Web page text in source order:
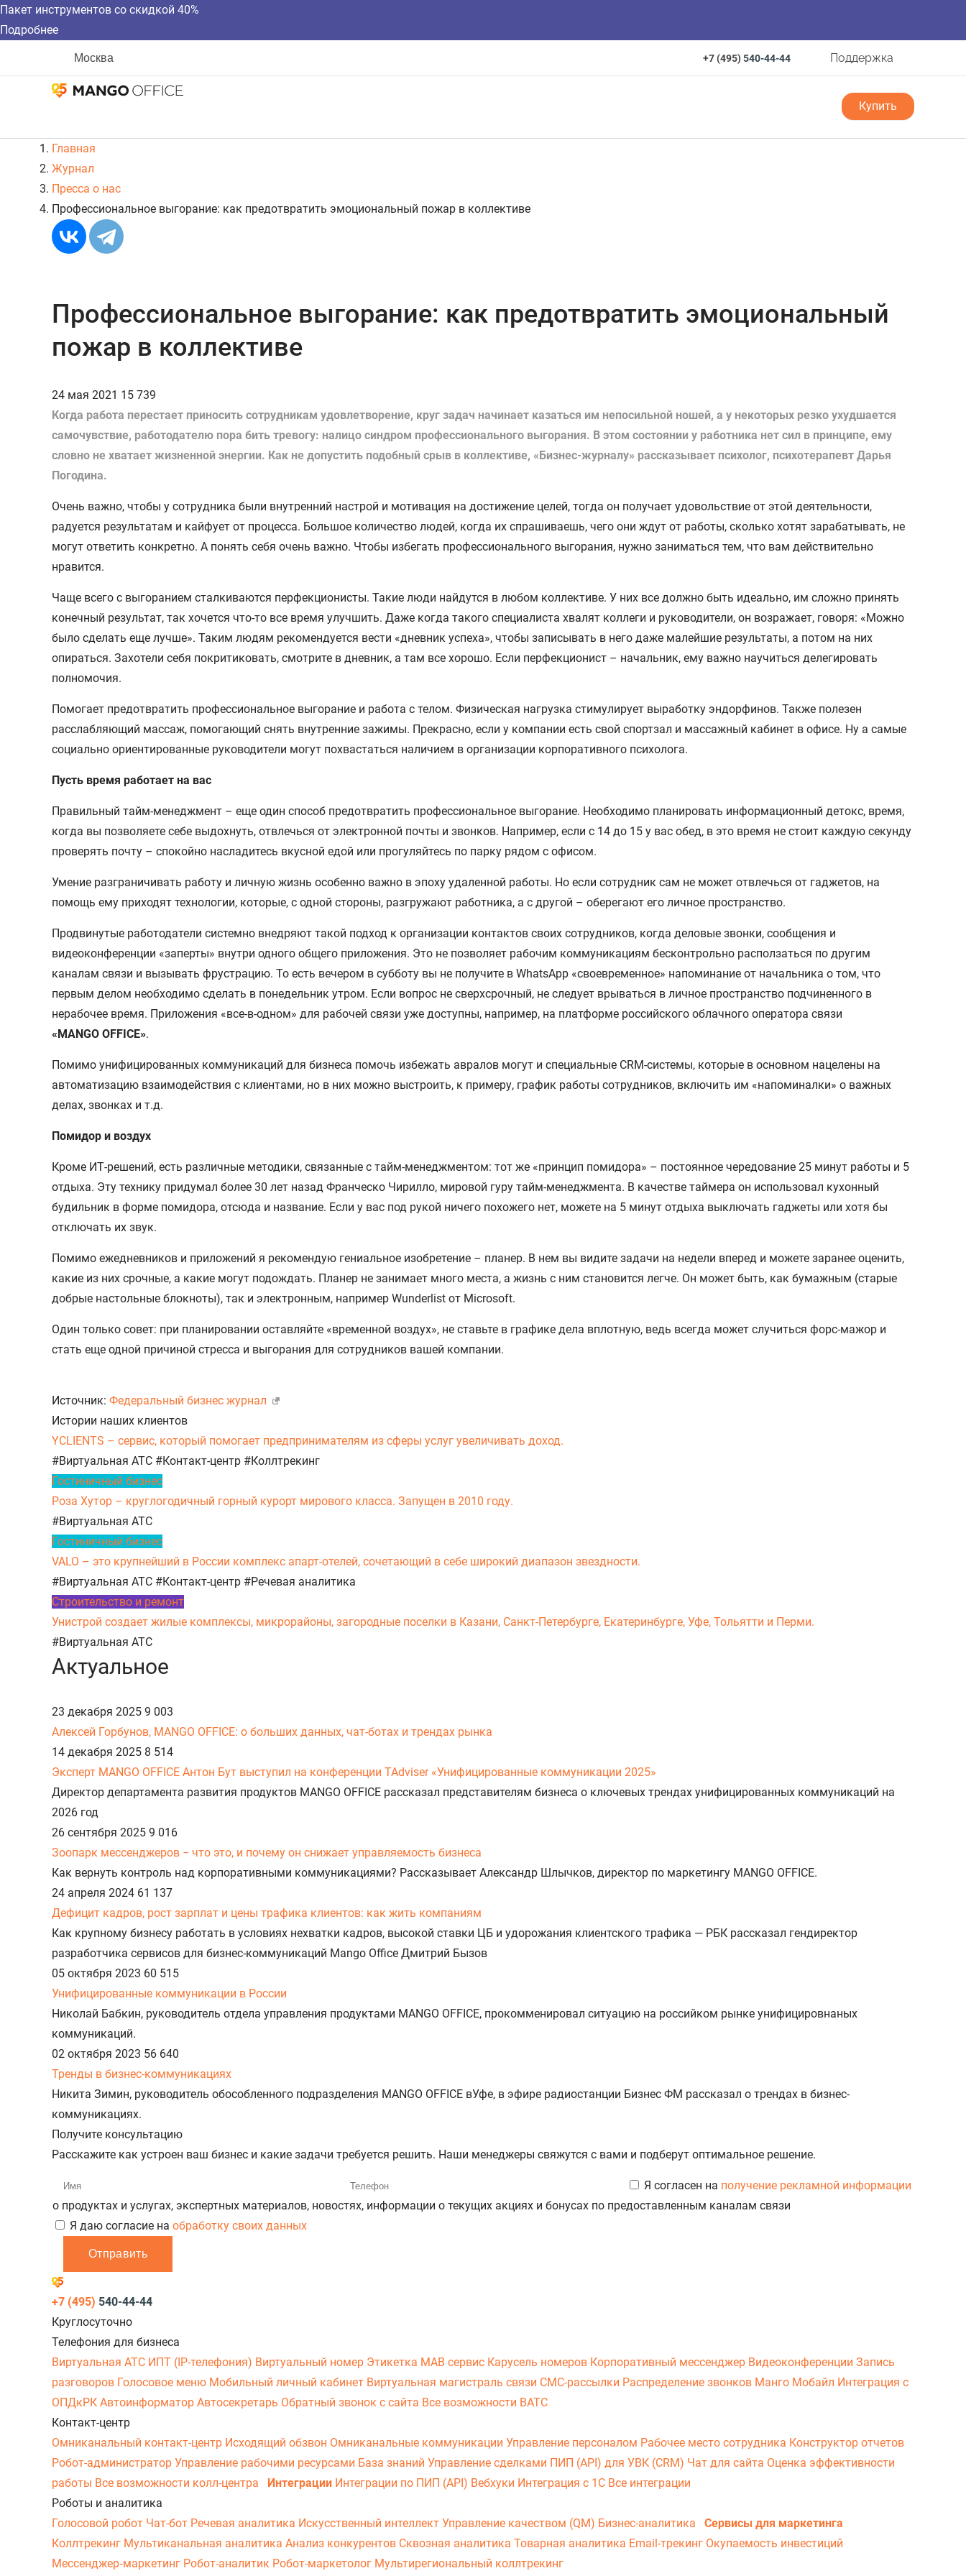
Пакет инструментов со скидкой 40%
Подробнее
Москва +7 (495)540-44-44 Поддержка
Купить
Главная
Журнал
Пресса о нас
Профессиональное выгорание: как предотвратить эмоциональный пожар в коллективе
Профессиональное выгорание: как предотвратить эмоциональный
пожар в коллективе
24 мая 2021 15 739
Когда работа перестает приносить сотрудникам удовлетворение, круг задач начинает казаться им непосильной ношей, а у некоторых резко ухудшается
самочувствие, работодателю пора бить тревогу: налицо синдром профессионального выгорания. В этом состоянии у работника нет сил в принципе, ему
словно не хватает жизненной энергии. Как не допустить подобный срыв в коллективе, «Бизнес-журналу» рассказывает психолог, психотерапевт Дарья
Погодина.
Очень важно, чтобы у сотрудника были внутренний настрой и мотивация на достижение целей, тогда он получает удовольствие от этой деятельности,
радуется результатам и кайфует от процесса. Большое количество людей, когда их спрашиваешь, чего они ждут от работы, сколько хотят зарабатывать, не
могут ответить конкретно. А понять себя очень важно. Чтобы избегать профессионального выгорания, нужно заниматься тем, что вам действительно
нравится.
Чаще всего с выгоранием сталкиваются перфекционисты. Такие люди найдутся в любом коллективе. У них все должно быть идеально, им сложно принять
конечный результат, так хочется что-то все время улучшить. Даже когда такого специалиста хвалят коллеги и руководители, он возражает, говоря: «Можно
было сделать еще лучше». Таким людям рекомендуется вести «дневник успеха», чтобы записывать в него даже малейшие результаты, а потом на них
опираться. Захотели себя покритиковать, смотрите в дневник, а там все хорошо. Если перфекционист – начальник, ему важно научиться делегировать
полномочия.
Помогает предотвратить профессиональное выгорание и работа с телом. Физическая нагрузка стимулирует выработку эндорфинов. Также полезен
расслабляющий массаж, помогающий снять внутренние зажимы. Прекрасно, если у компании есть свой спортзал и массажный кабинет в офисе. Ну а самые
социально ориентированные руководители могут похвастаться наличием в организации корпоративного психолога.
Пусть время работает на вас
Правильный тайм-менеджмент – еще один способ предотвратить профессиональное выгорание. Необходимо планировать информационный детокс, время,
когда вы позволяете себе выдохнуть, отвлечься от электронной почты и звонков. Например, если с 14 до 15 у вас обед, в это время не стоит каждую секунду
проверять почту – спокойно насладитесь вкусной едой или прогуляйтесь по парку рядом с офисом.
Умение разграничивать работу и личную жизнь особенно важно в эпоху удаленной работы. Но если сотрудник сам не может отвлечься от гаджетов, на
помощь ему приходят технологии, которые, с одной стороны, разгружают работника, а с другой – оберегают его личное пространство.
Продвинутые работодатели системно внедряют такой подход к организации контактов своих сотрудников, когда деловые звонки, сообщения и
видеоконференции «заперты» внутри одного общего приложения. Это не позволяет рабочим коммуникациям бесконтрольно расползаться по другим
каналам связи и вызывать фрустрацию. То есть вечером в субботу вы не получите в WhatsApp «своевременное» напоминание от начальника о том, что
первым делом необходимо сделать в понедельник утром. Если вопрос не сверхсрочный, не следует врываться в личное пространство подчиненного в
нерабочее время. Приложения «все-в-одном» для рабочей связи уже доступны, например, на платформе российского облачного оператора связи
«MANGO OFFICE».
Помимо унифицированных коммуникаций для бизнеса помочь избежать авралов могут и специальные CRM-системы, которые в основном нацелены на
автоматизацию взаимодействия с клиентами, но в них можно выстроить, к примеру, график работы сотрудников, включить им «напоминалки» о важных
делах, звонках и т.д.
Помидор и воздух
Кроме ИТ-решений, есть различные методики, связанные с тайм-менеджментом: тот же «принцип помидора» – постоянное чередование 25 минут работы и 5
отдыха. Эту технику придумал более 30 лет назад Франческо Чирилло, мировой гуру тайм-менеджмента. В качестве таймера он использовал кухонный
будильник в форме помидора, отсюда и название. Если у вас под рукой ничего похожего нет, можете на 5 минут отдыха выключать гаджеты или хотя бы
отключать их звук.
Помимо ежедневников и приложений я рекомендую гениальное изобретение – планер. В нем вы видите задачи на недели вперед и можете заранее оценить,
какие из них срочные, а какие могут подождать. Планер не занимает много места, а жизнь с ним становится легче. Он может быть, как бумажным (старые
добрые настольные блокноты), так и электронным, например Wunderlist от Microsoft.
Один только совет: при планировании оставляйте «временной воздух», не ставьте в графике дела вплотную, ведь всегда может случиться форс-мажор и
стать еще одной причиной стресса и выгорания для сотрудников вашей компании.
Источник: Федеральный бизнес журнал
Истории наших клиентов
YCLIENTS – сервис, который помогает предпринимателям из сферы услуг увеличивать доход.
#Виртуальная АТС #Контакт-центр #Коллтрекинг
Гостиничный бизнес
Роза Хутор – круглогодичный горный курорт мирового класса. Запущен в 2010 году.
#Виртуальная АТС
Гостиничный бизнес
VALO – это крупнейший в России комплекс апарт-отелей, сочетающий в себе широкий диапазон звездности.
#Виртуальная АТС #Контакт-центр #Речевая аналитика
Строительство и ремонт
Унистрой создает жилые комплексы, микрорайоны, загородные поселки в Казани, Санкт-Петербурге, Екатеринбурге, Уфе, Тольятти и Перми.
#Виртуальная АТС
Актуальное
23 декабря 2025 9 003
Алексей Горбунов, MANGO OFFICE: о больших данных, чат-ботах и трендах рынка
14 декабря 2025 8 514
Эксперт MANGO OFFICE Антон Бут выступил на конференции TAdviser «Унифицированные коммуникации 2025»
Директор департамента развития продуктов MANGO OFFICE рассказал представителям бизнеса о ключевых трендах унифицированных коммуникаций на
2026 год
26 сентября 2025 9 016
Зоопарк мессенджеров − что это, и почему он снижает управляемость бизнеса
Как вернуть контроль над корпоративными коммуникациями? Рассказывает Александр Шлычков, директор по маркетингу MANGO OFFICE.
24 апреля 2024 61 137
Дефицит кадров, рост зарплат и цены трафика клиентов: как жить компаниям
Как крупному бизнесу работать в условиях нехватки кадров, высокой ставки ЦБ и удорожания клиентского трафика — РБК рассказал гендиректор
разработчика сервисов для бизнес-коммуникаций Mango Office Дмитрий Бызов
05 октября 2023 60 515
Унифицированные коммуникации в России
Николай Бабкин, руководитель отдела управления продуктами MANGO OFFICE, прокомменировал ситуацию на российком рынке унифицировнаных
коммуникаций.
02 октября 2023 56 640
Тренды в бизнес-коммуникациях
Никита Зимин, руководитель обособленного подразделения MANGO OFFICE вУфе, в эфире радиостанции Бизнес ФМ рассказал о трендах в бизнес-
коммуникациях.
Получите консультацию
Расскажите как устроен ваш бизнес и какие задачи требуется решить. Наши менеджеры свяжутся с вами и подберут оптимальное решение.
Я согласен на получение рекламной информации
о продуктах и услугах, экспертных материалов, новостях, информации о текущих акциях и бонусах по предоставленным каналам связи
Я даю согласие на обработку своих данных
Отправить
+7 (495) 540-44-44
Круглосуточно
Телефония для бизнеса
Виртуальная АТС ИПТ (IP-телефония) Виртуальный номер Этикетка МАВ сервис Карусель номеров Корпоративный мессенджер Видеоконференции Запись
разговоров Голосовое меню Мобильный личный кабинет Виртуальная магистраль связи СМС-рассылки Распределение звонков Манго Мобайл Интеграция с
ОПДкРК Автоинформатор Автосекретарь Обратный звонок с сайта Все возможности ВАТС
Контакт-центр
Омниканальный контакт-центр Исходящий обзвон Омниканальные коммуникации Управление персоналом Рабочее место сотрудника Конструктор отчетов
Робот-администратор Управление рабочими ресурсами База знаний Управление сделками ПИП (API) для УВК (CRM) Чат для сайта Оценка эффективности
работы Все возможности колл-центра Интеграции Интеграции по ПИП (API) Вебхуки Интеграция с 1С Все интеграции
Роботы и аналитика
Голосовой робот Чат-бот Речевая аналитика Искусственный интеллект Управление качеством (QM) Бизнес-аналитика
Сервисы для маркетинга
Коллтрекинг Мультиканальная аналитика Анализ конкурентов Сквозная аналитика Товарная аналитика Email-трекинг Окупаемость инвестиций
Мессенджер‑маркетинг Робот-аналитик Робот-маркетолог Мультирегиональный коллтрекинг